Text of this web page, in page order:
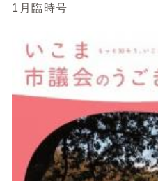
1月臨時号